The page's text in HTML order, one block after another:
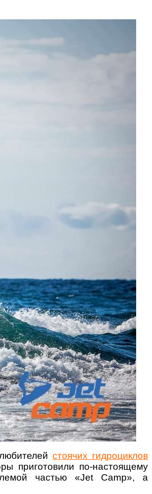
стоячих гидроциклов
приготовили по-настоящему
частью «Jet Camp», а